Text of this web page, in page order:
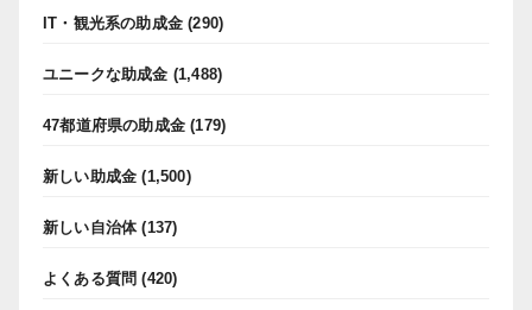
IT・観光系の助成金 (290)
ユニークな助成金 (1,488)
47都道府県の助成金 (179)
新しい助成金 (1,500)
新しい自治体(137)
よくある質問 (420)